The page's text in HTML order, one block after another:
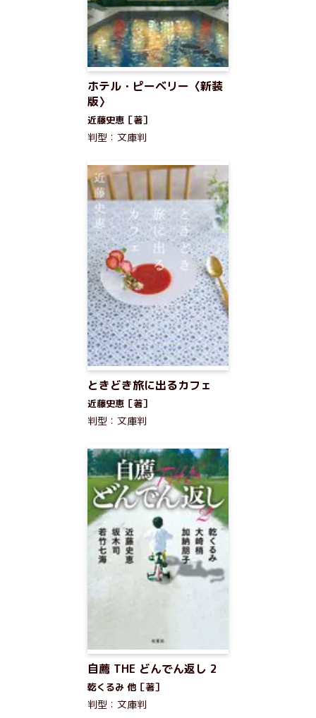
ホテル・ピーベリー〈新装
版〉
近藤史恵［著］
判型：文庫判
ときどき旅に出るカフェ
近藤史恵［著］
判型：文庫判
自薦 THE どんでん返し 2
乾くるみ 他［著］
判型：文庫判